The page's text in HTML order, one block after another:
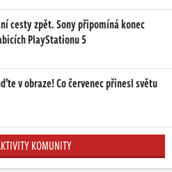
cesty zpět. Sony připomíná konec
PlayStationu 5
v obraze! Co červenec přinesl světu
KOMUNITY